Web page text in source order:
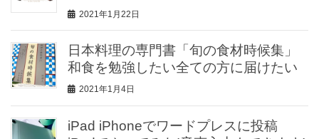
2021年1月22日
日本料理の専門書「旬の食材時候集」
和食を勉強したい全ての方に届けたい
2021年1月4日
iPad iPhoneでワードプレスに投稿